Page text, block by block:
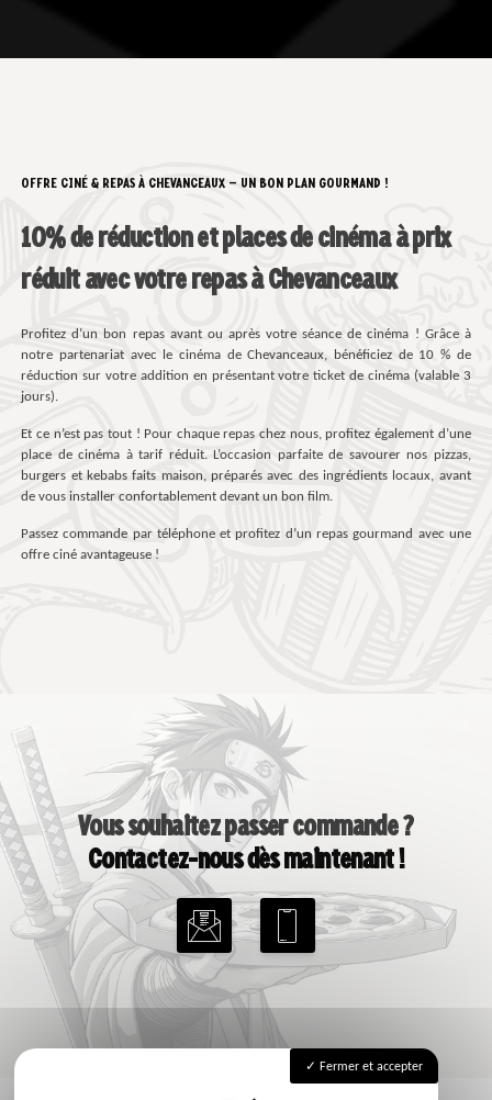
OFFRE CINÉ & REPAS À CHEVANCEAUX – UN BON PLAN GOURMAND !
10% de réduction et places de cinéma à prix
réduit avec votre repas à Chevanceaux
Profitez d’un bon repas avant ou après votre séance de cinéma ! Grâce à
notre partenariat avec le cinéma de Chevanceaux, bénéficiez de 10 % de
réduction sur votre addition en présentant votre ticket de cinéma (valable 3
jours).
Et ce n’est pas tout ! Pour chaque repas chez nous, profitez également d’une
place de cinéma à tarif réduit. L’occasion parfaite de savourer nos pizzas,
burgers et kebabs faits maison, préparés avec des ingrédients locaux, avant
de vous installer confortablement devant un bon film.
Passez commande par téléphone et profitez d’un repas gourmand avec une
offre ciné avantageuse !
Vous souhaitez passer commande ?
Contactez-nous dès maintenant !
Fermer et accepter